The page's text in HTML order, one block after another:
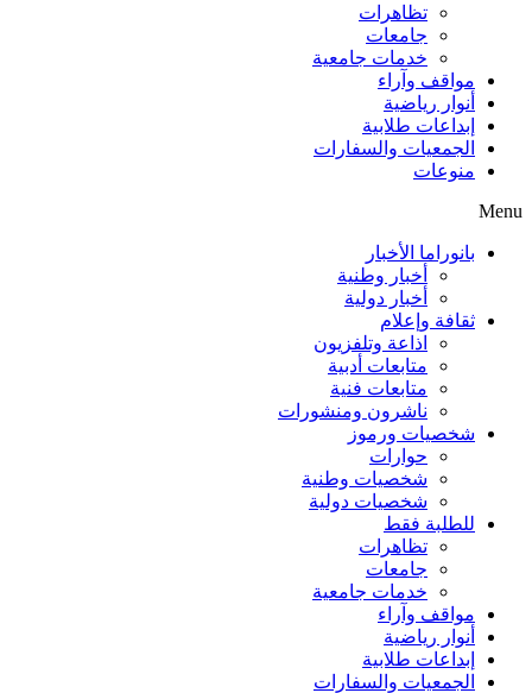
تظاهرات
جامعات
خدمات جامعية
مواقف وآراء
أنوار رياضية
إبداعات طلابية
الجمعيات والسفارات
منوعات
Menu
بانوراما الأخبار
أخبار وطنية
أخبار دولية
ثقافة وإعلام
اذاعة وتلفزيون
متابعات أدبية
متابعات فنية
ناشرون ومنشورات
شخصيات ورموز
حوارات
شخصيات وطنية
شخصيات دولية
للطلبة فقط
تظاهرات
جامعات
خدمات جامعية
مواقف وآراء
أنوار رياضية
إبداعات طلابية
الجمعيات والسفارات